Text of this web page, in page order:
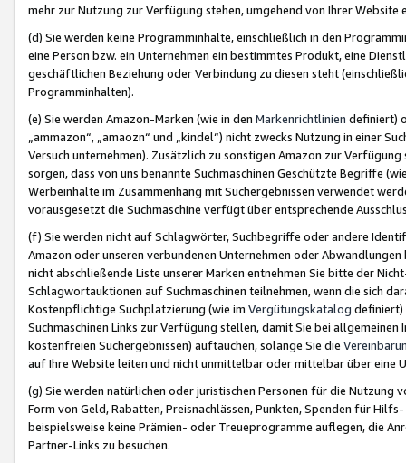
mehr zur Nutzung zur Verfügung stehen, umgehend von Ihrer
(d) Sie werden keine Programminhalte, einschließlich in den
eine Person bzw. ein Unternehmen ein bestimmtes Produkt, eine
geschäftlichen Beziehung oder Verbindung zu diesen steht
Programminhalten).
(e) Sie werden Amazon-Marken (wie in den Markenrichtlinien definiert)
„ammazon“, „amaozn“ und „kindel“) nicht zwecks Nutzung in einer
Versuch unternehmen). Zusätzlich zu sonstigen Amazon zur
sorgen, dass von uns benannte Suchmaschinen Geschützte Begriffe
Werbeinhalte im Zusammenhang mit Suchergebnissen verwendet
vorausgesetzt die Suchmaschine verfügt über entsprechende
(f) Sie werden nicht auf Schlagwörter, Suchbegriffe oder andere
Amazon oder unseren verbundenen Unternehmen oder
nicht abschließende Liste unserer Marken entnehmen Sie bitte der
Schlagwortauktionen auf Suchmaschinen teilnehmen, wenn die sich
Kostenpflichtige Suchplatzierung (wie im Vergütungskatalog definiert)
Suchmaschinen Links zur Verfügung stellen, damit Sie bei
kostenfreien Suchergebnissen) auftauchen, solange Sie die
auf Ihre Website leiten und nicht unmittelbar oder mittelbar über eine
(g) Sie werden natürlichen oder juristischen Personen für die Nutzung
Form von Geld, Rabatten, Preisnachlässen, Punkten, Spenden für
beispielsweise keine Prämien- oder Treueprogramme auflegen, die
Partner-Links zu besuchen.